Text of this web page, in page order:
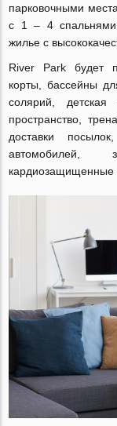
парковочными
с 1 – 4 спальнями
жилье с
River Park будет
корты, бассейны
солярий,
пространство,
доставки
автомобилей,
кардиозащищенные